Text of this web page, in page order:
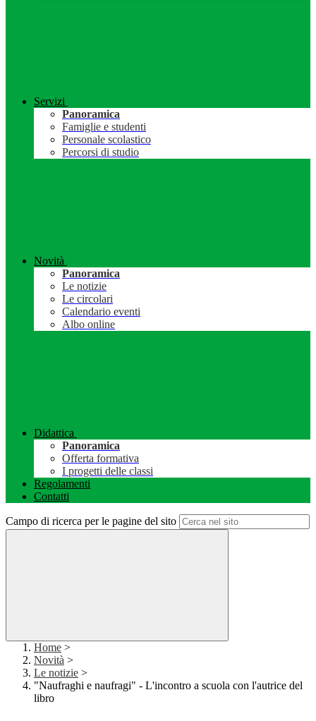
Servizi
Panoramica
Famiglie e studenti
Personale scolastico
Percorsi di studio
Novità
Panoramica
Le notizie
Le circolari
Calendario eventi
Albo online
Didattica
Panoramica
Offerta formativa
I progetti delle classi
Regolamenti
Contatti
Campo di ricerca per le pagine del sito
Home >
Novità >
Le notizie >
"Naufraghi e naufragi" - L'incontro a scuola con l'autrice del
libro